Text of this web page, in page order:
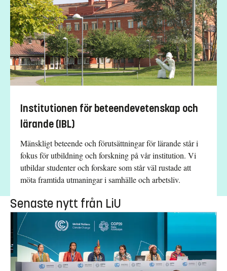
Institutionen för beteendevetenskap och
lärande (IBL)
Mänskligt beteende och förutsättningar för lärande står i
fokus för utbildning och forskning på vår institution. Vi
utbildar studenter och forskare som står väl rustade att
möta framtida utmaningar i samhälle och arbetsliv.
Senaste nytt från LiU